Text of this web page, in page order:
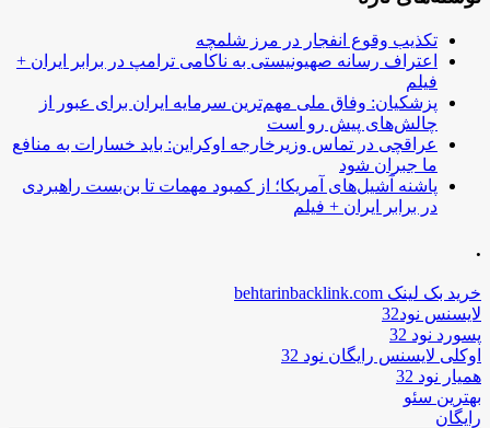
تکذیب وقوع انفجار در مرز شلمچه
اعتراف رسانه صهیونیستی به ناکامی ترامپ در برابر ایران +
فیلم
پزشکیان: وفاق ملی مهم‌ترین سرمایه ایران برای عبور از
چالش‌های پیش رو است
عراقچی در تماس وزیرخارجه اوکراین: باید خسارات به منافع
ما جبران شود
پاشنه آشیل‌های آمریکا؛ از کمبود مهمات تا بن‌بست راهبردی
در برابر ایران + فیلم
.
خرید بک لینک behtarinbacklink.com
لایسنس نود32
پسورد نود 32
اوکلی لایسنس رایگان نود 32
همیار نود 32
بهترین سئو
رایگان